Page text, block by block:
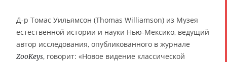
Д-р Томас Уильямсон (Thomas Williamson) из Музея
естественной истории и науки Нью-Мексико, ведущий
автор исследования, опубликованного в журнале
ZooKeys, говорит: «Новое видение классической